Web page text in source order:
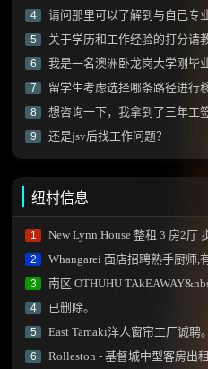
4 请问那里可以了解到与自己专
5 关于学历和工作经验的打分请
6 我是一名澳洲卧龙岗大学刚毕业的金融硕
7 留学生考虑选择哪条路径进行
8 想咨询一下，我拿到了三年工签是紧缺
9 还是jsv后找工作问题？
纽村信息
1 New Lynn House 整租 3 房2厅
2 Whangarei 面店招聘熟手厨师,
3 南区 OTHUHU
4 已删除。
5 East Tamaki洋人窗帘工厂诚聘。
6 Rolleston - 基督城中型客房出